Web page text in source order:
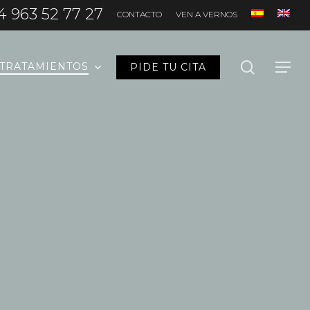
963 52 77 27 CONTACTO VEN A VERNOS
TRATAMIENTOS PIDE TU CITA search
Menu